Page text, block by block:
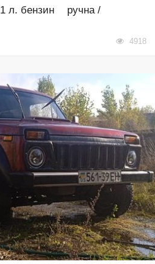
1 л. бензин
ручна /
4918